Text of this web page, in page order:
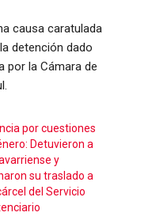
causa caratulada
detención dado
por la Cámara de
por cuestiones
Detuvieron a
y
su traslado a
del Servicio